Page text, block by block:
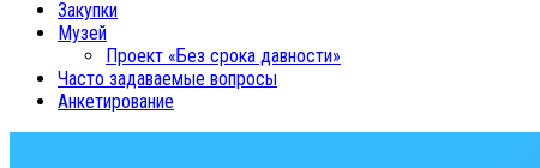
Закупки
Музей
Проект «Без срока давности»
Часто задаваемые вопросы
Анкетирование